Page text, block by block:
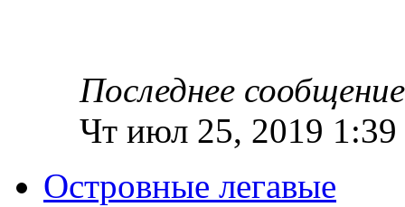
Последнее сообщение
Чт июл 25, 2019 1:39
Островные легавые